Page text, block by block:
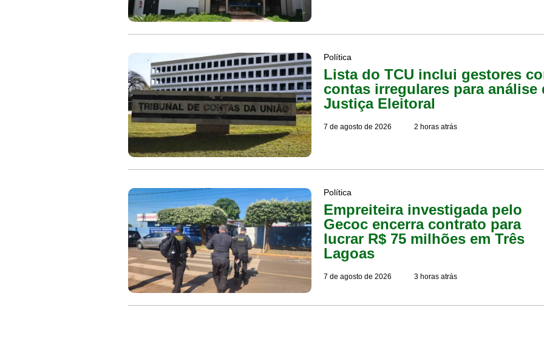
Política
Lista do TCU inclui gestores
contas irregulares para análise
Justiça Eleitoral
7 de agosto de 2026 2 horas atrás
Política
Empreiteira investigada pelo
Gecoc encerra contrato para
lucrar R$ 75 milhões em Três
Lagoas
7 de agosto de 2026 3 horas atrás